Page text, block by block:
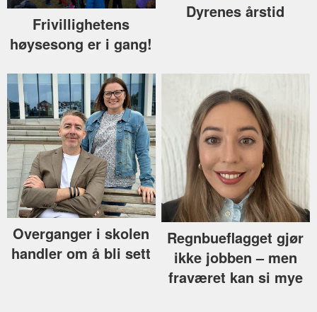
Frivillighetens
høysesong er i gang!
Dyrenes årstid
Overganger i skolen
handler om å bli sett
Regnbueflagget gjør
ikke jobben –⁠ men
fraværet kan si mye